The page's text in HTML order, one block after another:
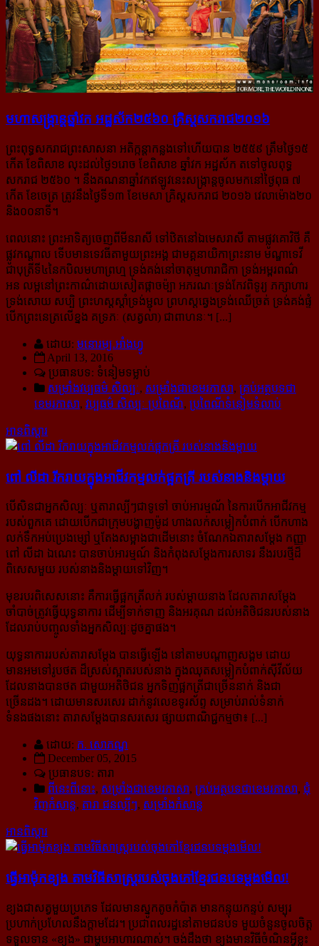
មហាសង្ក្រាន្ត​ឆ្នាំវក អដ្ឋស័ក២៥៦០ គ្រិស្ត​សករាជ២០១៦
ព្រះពុទ្ធ​សករាជ​ព្រះ​សាសនា អតិ​ក្កន្តា​កន្លង​ទៅ​ហើយ​បាន ២៥៥៩ ត្រឹម​ថ្ងៃ​១៥​
កើត ខែ​ពិសាខ លុះដល់​ថ្ងៃ​១​រោច ខែ​ពិសាខ ឆ្នាំវក អដ្ឋស័ក តទៅ​ចូល​ពុទ្ធ
សករាជ ២៥៦០ ។ នឹង​គណនា​ឆ្នាំវក​ឥឡូវនេះ​សង្ក្រាន្ត​ចូល​មក​នៅ​​ថ្ងៃ​ពុធ ៧
កើត ខែចេត្រ ត្រូវ​នឹង​ថ្ងៃ​ទី​១៣ ខែមេសា គ្រិស្តសករាជ ២០១៦ វេលា​ម៉ោង​២០​
និង​០០​នាទី។
ពេល​នោះ​ ព្រះអាទិត្យ​ចេញពី​មីនរាសី ​ទៅ​ឋិត​នៅ​ឯ​មេសរាសី តាម​ផ្លូវ​គោ​វិ​ថី គឺ​
ផ្លូវ​កណ្តាល ទើប​មាន​ទេវធីតា​មួយ​ព្រះ​អង្គ ជា​មគ្គនាយិកា​ព្រះ​នាម ម​ណ្ឌា​ទេវី
ជា​បុត្រី​ទី​៤​នៃ​កបិល​មហាព្រហ្ម ទ្រង់​គង់នៅ​ចា​តុ​ម្មហា​រា​ជិ​កា ទ្រង់​អម្ពរ​ពណ៌
អន លម្អ​នៅ​ព្រះ​កាណ៌​ដោយ​សៀតផ្កា​ច​ម៉្បា អ​ភ​រណៈ​ទ្រង់​កែវ​ពិទូរ្យ ភក្សាហារ​
ទ្រង់​សោយ សប្បិ ព្រះ​ហស្ត​ស្តាំ​ទ្រង់​ម្ជុល ព្រ​ហស្ត​ឆ្វេង​ទ្រង់​ឈើច្រត់ ទ្រង់​គង់​ផ្ទំ​
បើកព្រះនេត្រ​លើ​ខ្នង គ​ទ្រ​ភៈ (​សត្វ​លា​) ជា​ពាហនៈ។ [...]
ដោយ: មនោរម្យ.អាំងហ្វូ
April 13, 2016
ប្រធានបទ: ទំនៀមទម្លាប់
សម្រាំងវប្ប​ធម៌​ សិល្បៈ, សម្រាំងជាខេមរភាសា, គ្រប់អត្ថបទជា
ខេមរភាសា, វប្បធម៌ សិល្បៈ ប្រពៃណី, ប្រពៃណីទំនៀមទំលាប់
អានពិស្ដារ
ពៅ លីដា រីករាយ​ក្នុង​អាជីវកម្ម​លក់​ផ្អក​ត្រី របស់​នាង​និង​ម្តាយ
បើសិនជា​អ្នកសិល្បៈ ឬតារាល្បីៗជាទូទៅ ចាប់អារម្មណ័ នៃការបើកអាជីវកម្ម
របស់ពួកគេ ដោយបើកជាក្រុម​បង្ហាញ​ម៉ូដ ហាងលក់សម្លៀកបំពាក់ បើកហាង
លក់ទឹកអប់ប្រេងម្សៅ ឬតែងសម្អាងជាដើមនោះ ចំណែកឯ​តារា​​សម្ដែង កញ្ញា
ពៅ លីដា ឯណេះ បានចាប់អារម្មណ៍ និងកំពុងសម្ដែងការសាទរ នឹងរបរថ្មីដ៏
ពិសេសមួយ របស់​​នាង​​និង​ម្ដាយទៅវិញ។
មុខរបរពិសេស​នោះ គឺការធ្វើផ្អកត្រីលក់ របស់ម្ដាយនាង ដែលតារាសម្ដែង
ចាំបាច់ត្រូវធ្វើយុទ្ធនាការ ដើម្បី​ទាក់​ទាញ និងអរគុណ ដល់អតិថិជនរបស់នាង
ដែលរាប់បញ្ចូលទាំងអ្នកសិល្បៈដូចគ្នាផង។
យុទ្ធនាការរបស់តារាសម្ដែង បានធ្វើឡើង នៅតាមបណ្ដាញសង្គម ដោយ
មានអមទៅរូបថត ដ៏ស្រស់​ស្អាត​របស់នាង ក្នុងឈុតសម្លៀកបំពាក់ស៊ីវីល័យ
ដែលនាងបានថត ជាមួយអតិថិជន អ្នកទិញផ្អកត្រីជាច្រើននាក់ និងជា
ច្រើនដង។ ដោយមានសរសេរ ដាក់នូវលេខទូរស័ព្ទ សម្រាប់រាល់ទំនាក់
ទំនងផងនោះ តារាសម្តែង​បាន​សរសេរ ផ្សាយពាណិជ្ជកម្មថា៖ [...]
ដោយ: ក. សោភណ្ឌ
December 05, 2015
ប្រធានបទ: តារា
ពីនេះពីនោះ, សម្រាំងជាខេមរភាសា, គ្រប់អត្ថបទជាខេមរភាសា, ជុំ
វិញកំសាន្ដ, តារា ជនល្បីៗ, សម្រាំងកំសាន្ដ
អានពិស្ដារ
ធ្វើ​អាម៉ុក​ខ្យង តាម​វិធីសាស្ត្រ​របស់​ចុង​ភៅ​ខ្មែរ​ជនបទ​ម្តង​មើល!
ខ្យងជាសត្វមួយប្រភេទ ដែលមានស្នូកតូចកំប៉ាត មានកន្ទុយកន្ទប់ សម្បុរ
ប្រហាក់ប្រហែលនឹងក្ដាមដែរ។ ប្រជាពលរដ្ឋនៅតាមជនបទ មួយចំនួនចូលចិត្ត
ទទួលទាន «ខ្យង» ជាម្ហួបអាហារណាស់។ ចង់ដឹងថា ខ្យង​មានវិធីចំណិនអ្វីខ្លះ